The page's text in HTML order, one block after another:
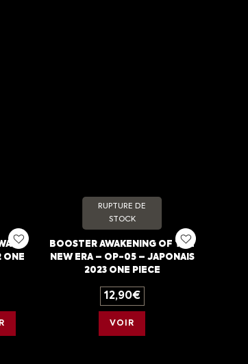
–
ONE
RUPTURE DE
STOCK
BOOSTER AWAKENING OF THE
NEW ERA – OP-05 – JAPONAIS
2023 ONE PIECE
12,90€
VOIR